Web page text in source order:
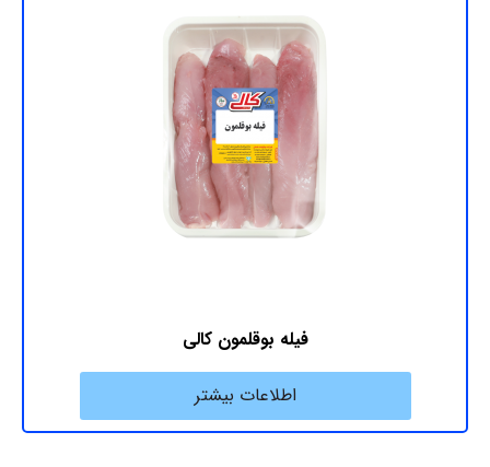
فیله بوقلمون کالی
اطلاعات بیشتر